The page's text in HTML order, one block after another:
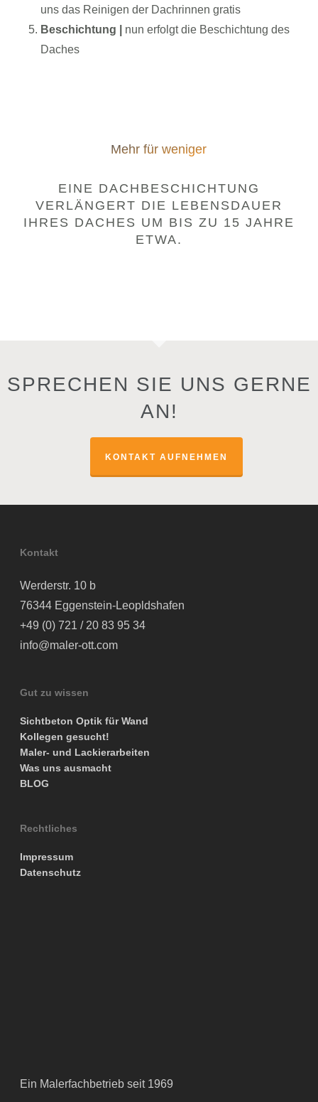
uns das Reinigen der Dachrinnen gratis
Beschichtung |
nun erfolgt die Beschichtung des
Daches
Mehr für weniger
EINE DACHBESCHICHTUNG
VERLÄNGERT DIE LEBENSDAUER
IHRES DACHES UM BIS ZU 15 JAHRE
ETWA.
SPRECHEN SIE UNS GERNE
AN!
KONTAKT AUFNEHMEN
Kontakt
Werderstr. 10 b
76344 Eggenstein-Leopldshafen
+49 (0) 721 / 20 83 95 34
info@maler-ott.com
Gut zu wissen
Sichtbeton Optik für Wand
Kollegen gesucht!
Maler- und Lackierarbeiten
Was uns ausmacht
BLOG
Rechtliches
Impressum
Datenschutz
Ein Malerfachbetrieb seit 1969